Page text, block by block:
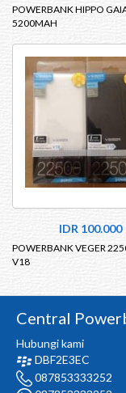
POWERBANK HIPPO
5200MAH
IDR 100.000
POWERBANK VEGER
V18
Central
Hubungi kami
DBF2E3EC
087853333252